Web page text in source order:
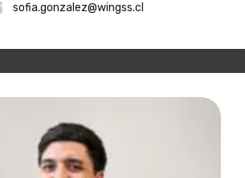
sofia.gonzalez@wingss.cl